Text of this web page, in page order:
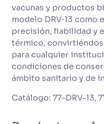
vacunas y productos
modelo DRV‑13 como
precisión, fiabilidad y
térmico,
para cualquier
condiciones de
ámbito sanitario y de
Catálogo: 77-DRV-13,